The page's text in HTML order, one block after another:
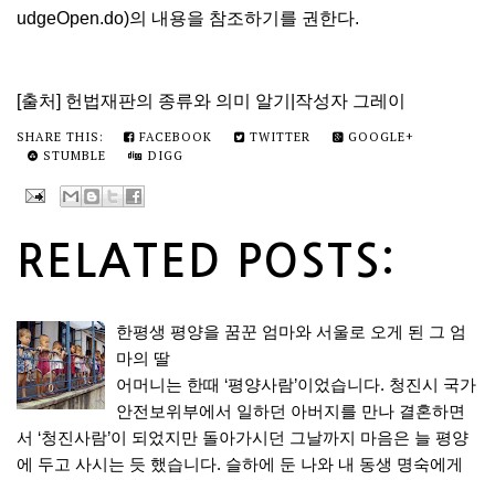
udgeOpen.do)의 내용을 참조하기를 권한다.
[출처] 헌법재판의 종류와 의미 알기|작성자 그레이
SHARE THIS: FACEBOOK TWITTER
GOOGLE+
STUMBLE
DIGG
RELATED POSTS:
한평생 평양을 꿈꾼 엄마와 서울로 오게 된 그 엄
마의 딸
어머니는 한때 ‘평양사람’이었습니다. 청진시 국가
안전보위부에서 일하던 아버지를 만나 결혼하면
서 ‘청진사람’이 되었지만 돌아가시던 그날까지 마음은 늘 평양
에 두고 사시는 듯 했습니다. 슬하에 둔 나와 내 동생 명숙에게